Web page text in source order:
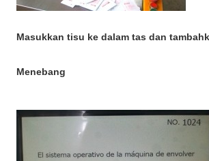
Masukkan tisu ke dalam tas dan
Menebang